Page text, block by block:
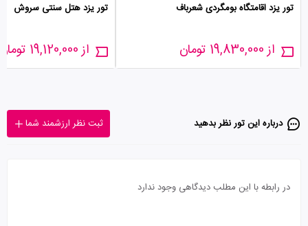
تور یزد اقامتگاه بومگردی شعرباف
از 19,830,000 تومان
تور یزد هتل سنتی سروش
از 19,120,000 تومان
درباره این تور‌ نظر بدهید ثبت نظر ارزشمند شما
در رابطه با این مطلب دیدگاهی وجود ندارد